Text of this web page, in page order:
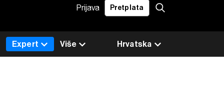
Prijava Pretplata
Hrvatska
Expert Više